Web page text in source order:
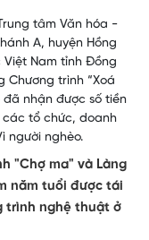
tâm Văn hóa -
A, huyện Hồng
Việt Nam tỉnh Đồng
Chương trình “Xoá
đã nhận được số tiền
các tổ chức, doanh
người nghèo.
"Chợ ma" và Làng
năm tuổi được tái
trình nghệ thuật ở